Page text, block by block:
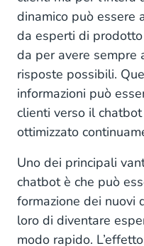
dinamico può essere
da esperti di
da per avere sempre
risposte possibili.
informazioni può
clienti verso il
ottimizzato
Uno dei principali
chatbot è che può
formazione dei nuovi
loro di diventare
modo rapido.